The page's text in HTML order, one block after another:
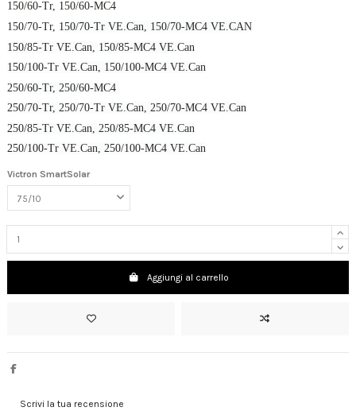
150/60-Tr, 150/60-MC4
150/70-Tr, 150/70-Tr VE.Can, 150/70-MC4 VE.CAN
150/85-Tr VE.Can, 150/85-MC4 VE.Can
150/100-Tr VE.Can, 150/100-MC4 VE.Can
250/60-Tr, 250/60-MC4
250/70-Tr, 250/70-Tr VE.Can, 250/70-MC4 VE.Can
250/85-Tr VE.Can, 250/85-MC4 VE.Can
250/100-Tr VE.Can, 250/100-MC4 VE.Can
Victron SmartSolar
Aggiungi al carrello
Scrivi la tua recensione